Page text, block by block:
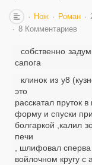
Нож Роман
8 Комментариев
собственно
сапога
клинок из у8
это
расскатал пруток
форму и спуски
болгаркой ,калил
печи
, шлифовал
войлочном кругу с